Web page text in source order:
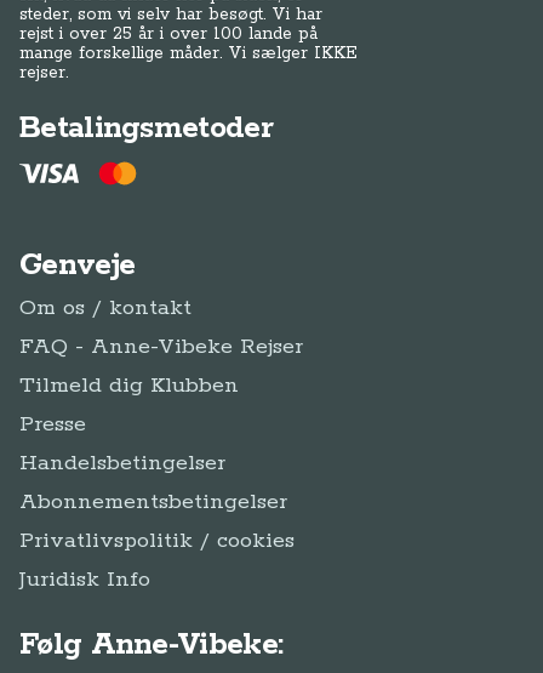
steder, som vi selv har besøgt. Vi har
rejst i over 25 år i over 100 lande på
mange forskellige måder. Vi sælger IKKE
rejser.
Betalingsmetoder
Genveje
Om os / kontakt
FAQ - Anne-Vibeke Rejser
Tilmeld dig Klubben
Presse
Handelsbetingelser
Abonnementsbetingelser
Privatlivspolitik / cookies
Juridisk Info
Følg Anne-Vibeke: